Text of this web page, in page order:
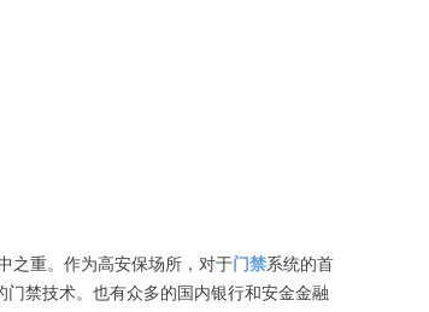
之重。作为高安保场所，对于门禁系统的首
禁技术。也有众多的国内银行和安金金融